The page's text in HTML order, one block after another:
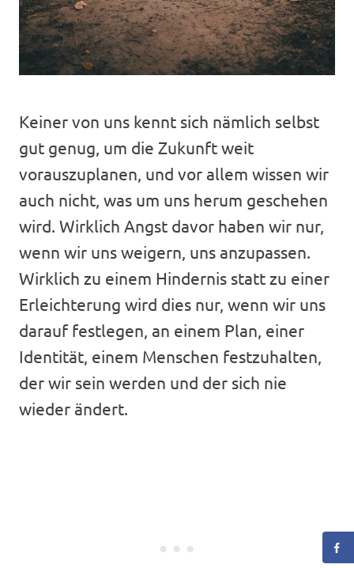
Keiner von uns kennt sich nämlich selbst
gut genug, um die Zukunft weit
vorauszuplanen, und vor allem wissen wir
auch nicht, was um uns herum geschehen
wird. Wirklich Angst davor haben wir nur,
wenn wir uns weigern, uns anzupassen.
Wirklich zu einem Hindernis statt zu einer
Erleichterung wird dies nur, wenn wir uns
darauf festlegen, an einem Plan, einer
Identität, einem Menschen festzuhalten,
der wir sein werden und der sich nie
wieder ändert.